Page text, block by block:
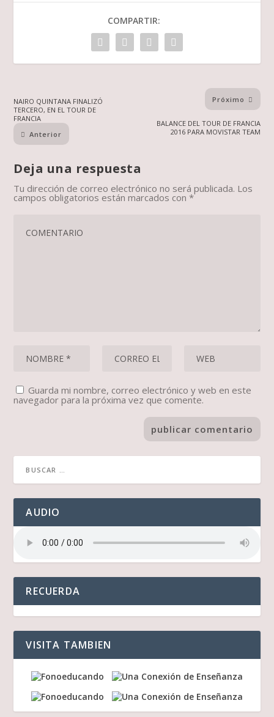
COMPARTIR:
NAIRO QUINTANA FINALIZÓ
TERCERO, EN EL TOUR DE
FRANCIA
Anterior
Próximo
BALANCE DEL TOUR DE FRANCIA
2016 PARA MOVISTAR TEAM
Deja una respuesta
Tu dirección de correo electrónico no será publicada. Los
campos obligatorios están marcados con*
Guarda mi nombre, correo electrónico y web en este
navegador para la próxima vez que comente.
AUDIO
RECUERDA
VISITA TAMBIEN